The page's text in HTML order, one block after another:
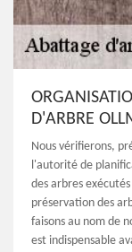
D'ARBRE
Nous vérifierons,
l'autorité de
des arbres
préservation des
faisons au nom de
est indispensable